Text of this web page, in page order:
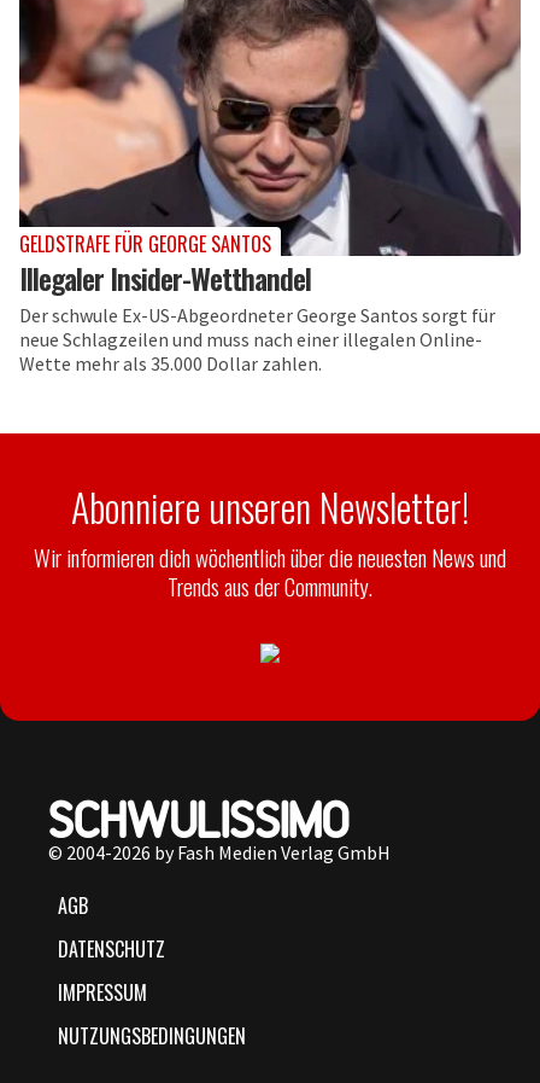
GELDSTRAFE FÜR GEORGE SANTOS
Illegaler Insider-Wetthandel
Der schwule Ex-US-Abgeordneter George Santos sorgt für
neue Schlagzeilen und muss nach einer illegalen Online-
Wette mehr als 35.000 Dollar zahlen.
Abonniere unseren Newsletter!
Wir informieren dich wöchentlich über die neuesten News und
Trends aus der Community.
© 2004-2026 by Fash Medien Verlag GmbH
AGB
DATENSCHUTZ
IMPRESSUM
NUTZUNGSBEDINGUNGEN